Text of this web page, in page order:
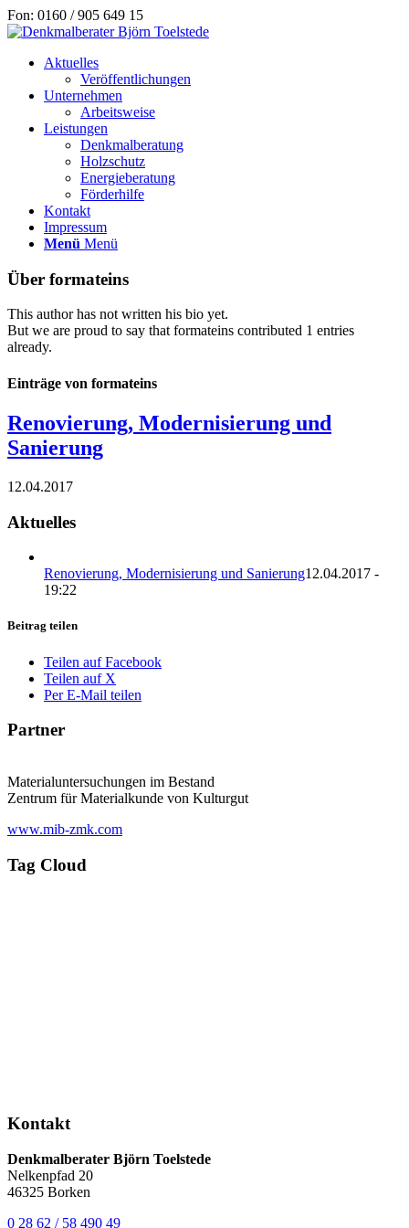
Fon: 0160 / 905 649 15
Aktuelles
Veröffentlichungen
Unternehmen
Arbeitsweise
Leistungen
Denkmalberatung
Holzschutz
Energieberatung
Förderhilfe
Kontakt
Impressum
Menü Menü
Über formateins
This author has not written his bio yet.
But we are proud to say thatformateins contributed 1 entries
already.
Einträge von formateins
Renovierung, Modernisierung und
Sanierung
12.04.2017
Aktuelles
Renovierung, Modernisierung und Sanierung12.04.2017 -
19:22
Beitrag teilen
Teilen auf Facebook
Teilen auf X
Per E-Mail teilen
Partner
Materialuntersuchungen im Bestand
Zentrum für Materialkunde von Kulturgut
www.mib-zmk.com
Tag Cloud
Kontakt
Denkmalberater Björn Toelstede
Nelkenpfad 20
46325 Borken
0 28 62 / 58 490 49